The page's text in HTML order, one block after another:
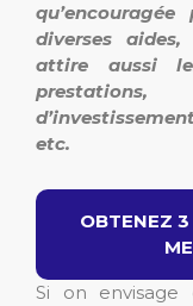
diverses
attire aussi
etc.
OBTENEZ 3
Si on envisage